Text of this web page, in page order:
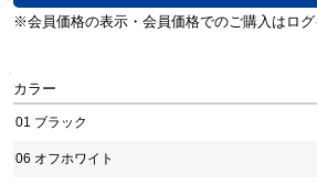
カラー
01 ブラック
06 オフホワイト